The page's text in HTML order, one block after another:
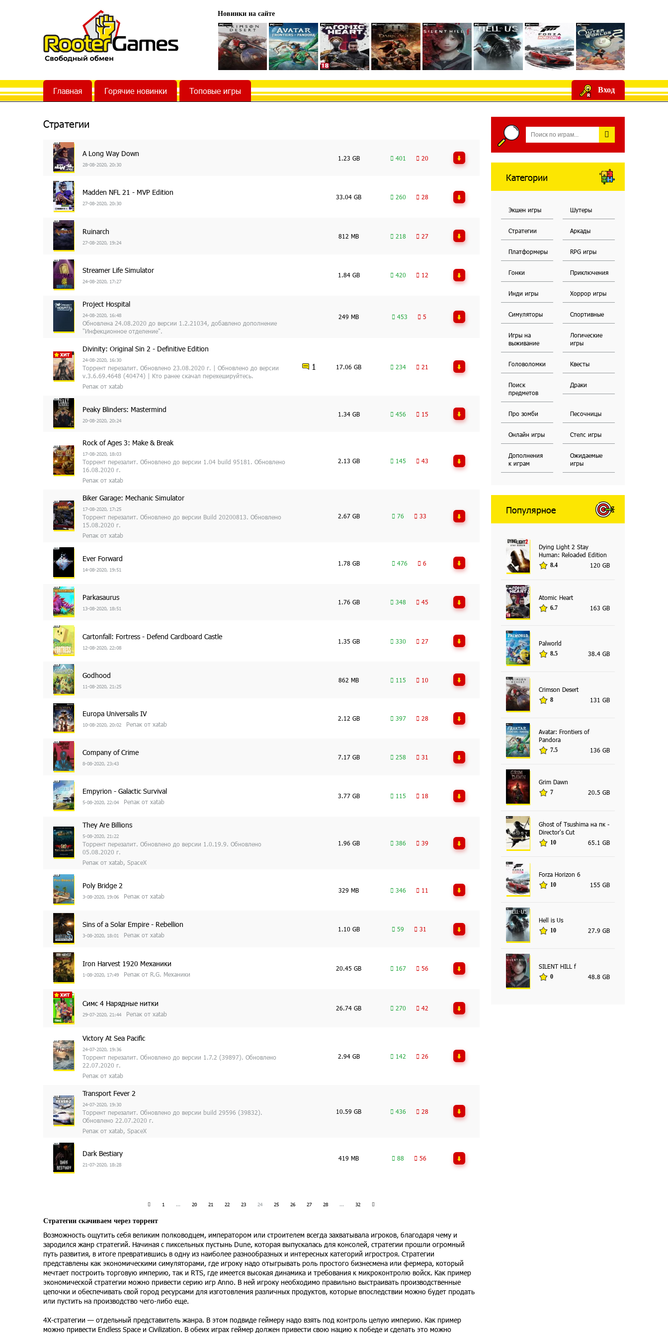
Новинки на сайте
Главная Горячие новинки Топовые игры Вход
Стратегии
A Long Way Down
28-08-2020, 20:30
1.23 GB 401 20
Madden NFL 21 - MVP Edition
27-08-2020, 20:30
33.04 GB 260 28
Ruinarch
27-08-2020, 19:24
812 MB 218 27
Streamer Life Simulator
24-08-2020, 17:27
1.84 GB 420 12
Project Hospital
24-08-2020, 16:48
Обновлена 24.08.2020 до версии 1.2.21034, добавлено дополнение
"Инфекционное отделение".
249 MB 453 5
Divinity: Original Sin 2 - Definitive Edition
24-08-2020, 16:30
Торрент перезалит. Обновлено 23.08.2020 г. | Обновлено до версии
v.3.6.69.4648 (40474) | Кто ранее скачал перехешируйтесь.
Репак от xatab
1 17.06 GB 234 21
Peaky Blinders: Mastermind
20-08-2020, 20:24
1.34 GB 456 15
Rock of Ages 3: Make & Break
17-08-2020, 18:03
Торрент перезалит. Обновлено до версии 1.04 build 95181. Обновлено
16.08.2020 г.
Репак от xatab
2.13 GB 145 43
Biker Garage: Mechanic Simulator
17-08-2020, 17:25
Торрент перезалит. Обновлено до версии Build 20200813. Обновлено
15.08.2020 г.
Репак от xatab
2.67 GB 76 33
Ever Forward
14-08-2020, 19:51
1.78 GB 476 6
Parkasaurus
13-08-2020, 18:51
1.76 GB 348 45
Cartonfall: Fortress - Defend Cardboard Castle
12-08-2020, 22:08
1.35 GB 330 27
Godhood
11-08-2020, 21:25
862 MB 115 10
Europa Universalis IV
10-08-2020, 20:02 Репак от xatab
2.12 GB 397 28
Company of Crime
8-08-2020, 23:43
7.17 GB 258 31
Empyrion - Galactic Survival
5-08-2020, 22:04 Репак от xatab
3.77 GB 115 18
They Are Billions
5-08-2020, 21:22
Торрент перезалит. Обновлено до версии 1.0.19.9. Обновлено
05.08.2020 г.
Репак от xatab, SpaceX
1.96 GB 386 39
Poly Bridge 2
3-08-2020, 19:06 Репак от xatab
329 MB 346 11
Sins of a Solar Empire - Rebellion
3-08-2020, 18:01 Репак от xatab
1.10 GB 59 31
Iron Harvest 1920 Механики
1-08-2020, 17:49 Репак от R.G. Механики
20.45 GB 167 56
Симс 4 Нарядные нитки
29-07-2020, 21:44 Репак от xatab
26.74 GB 270 42
Victory At Sea Pacific
24-07-2020, 19:36
Торрент перезалит. Обновлено до версии 1.7.2 (39897). Обновлено
22.07.2020 г.
Репак от xatab
2.94 GB 142 26
Transport Fever 2
24-07-2020, 19:30
Торрент перезалит. Обновлено до версии build 29596 (39832).
Обновлено 22.07.2020 г.
Репак от xatab, SpaceX
10.59 GB 436 28
Dark Bestiary
21-07-2020, 18:28
419 MB 88 56
1 ... 20 21 22 23 24 25 26 27 28 ... 32
Стратегии скачиваем через торрент
Возможность ощутить себя великим полководцем, императором или строителем всегда захватывала игроков, благодаря чему и
зародился жанр стратегий. Начиная с пиксельных пустынь Dune, которая выпускалась для консолей, стратегии прошли огромный
путь развития, в итоге превратившись в одну из наиболее разнообразных и интересных категорий игростроя. Стратегии
представлены как экономическими симуляторами, где игроку надо отыгрывать роль простого бизнесмена или фермера, который
мечтает построить торговую империю, так и RTS, где имеется высокая динамика и требования к микроконтролю войск. Как пример
экономической стратегии можно привести серию игр Anno. В ней игроку необходимо правильно выстраивать производственные
цепочки и обеспечивать свой город ресурсами для изготовления различных продуктов, которые впоследствии можно будет продать
или пустить на производство чего-либо еще.
4Х-стратегии — отдельный представитель жанра. В этом подвиде геймеру надо взять под контроль целую империю. Как пример
можно привести Endless Space и Civilization. В обеих играх геймер должен привести свою нацию к победе и сделать это можно
Категории
Экшен игры Шутеры
Стратегии Аркады
Платформеры RPG игры
Гонки Приключения
Инди игры Хоррор игры
Симуляторы Спортивные
Игры на
выживание
Логические
игры
Головоломки Квесты
Поиск
предметов
Драки
Про зомби Песочницы
Онлайн игры Стелс игры
Дополнения
к играм
Ожидаемые
игры
Популярное
Dying Light 2 Stay
Human: Reloaded Edition
8.4 120 GB
Atomic Heart
6.7 163 GB
Palworld
8.5 38.4 GB
Crimson Desert
8 131 GB
Avatar: Frontiers of
Pandora
7.5 136 GB
Grim Dawn
7 20.5 GB
Ghost of Tsushima на пк -
Director's Cut
10 65.1 GB
Forza Horizon 6
10 155 GB
Hell is Us
10 27.9 GB
SILENT HILL f
0 48.8 GB